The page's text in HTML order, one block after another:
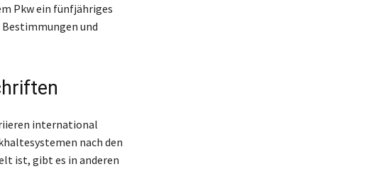
Pkw ein fünfjähriges
und
international
nach den
ist, gibt es in anderen